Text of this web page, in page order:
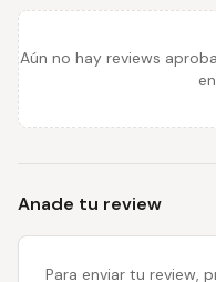
Aún no hay reviews
Anade tu review
Para enviar tu review,